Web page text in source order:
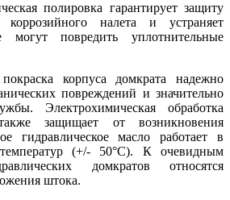
полировка гарантирует защиту
налета и устраняет
могут повредить уплотнительные
корпуса домкрата надежно
повреждений и значительно
Электрохимическая обработка
защищает от возникновения
гидравлическое масло работает в
(+/- 50°C). К очевидным
домкратов относятся
штока.